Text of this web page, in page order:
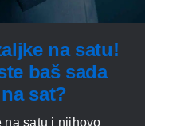
na satu!
baš sada
sat?
na satu i njihovo